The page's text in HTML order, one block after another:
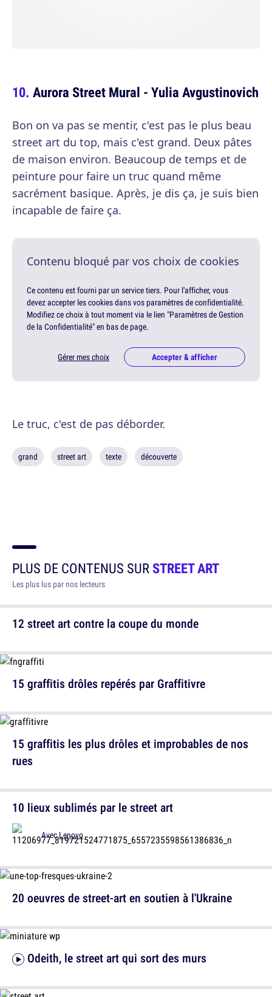
Aurora Street Mural - Yulia Avgustinovich
Bon on va pas se mentir, c'est pas le plus beau
street art du top, mais c'est grand. Deux pâtes
de maison environ. Beaucoup de temps et de
peinture pour faire un truc quand même
sacrément basique. Après, je dis ça, je suis bien
incapable de faire ça.
Contenu bloqué par vos choix de cookies
Ce contenu est fourni par un service tiers. Pour l'afficher, vous
devez accepter les cookies dans vos paramètres de confidentialité.
Modifiez ce choix à tout moment via le lien "Paramètres de Gestion
de la Confidentialité" en bas de page.
Gérer mes choix Accepter & afficher
Le truc, c'est de pas déborder.
grand street art texte découverte
PLUS DE CONTENUS SURSTREET ART
Les plus lus par nos lecteurs
12 street art contre la coupe du monde
15 graffitis les plus drôles et improbables de nos
rues
20 oeuvres de street-art en soutien à l'Ukraine
15 graffitis drôles repérés par Graffitivre
10 lieux sublimés par le street art
AvecLenovo
Odeith, le street art qui sort des murs